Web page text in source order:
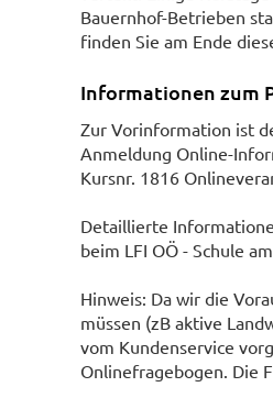
Bauernhof-Betrieben
finden Sie am Ende
Informationen zum
Zur Vorinformation ist
Anmeldung Online-
Kursnr. 1816
Detaillierte
beim LFI OÖ - Schule
Hinweis: Da wir die
müssen (zB aktive
vom Kundenservice
Onlinefragebogen. Die